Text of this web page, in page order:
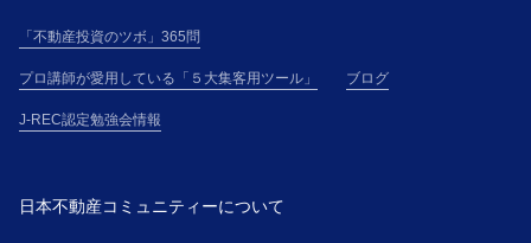
１．主催者は、受講希望者に対して、受講料金の支払
査基準に基づく受講申込の審査の結果、受講申込を承
諾しない場合には、受講希望者に対して、本講座の受
下「本契約」という）は、受講料金全額の入金を確認
「不動産投資のツボ」365問
プロ講師が愛用している「５大集客用ツール」 ブログ
J-REC認定勉強会情報
日本不動産コミュニティーについて